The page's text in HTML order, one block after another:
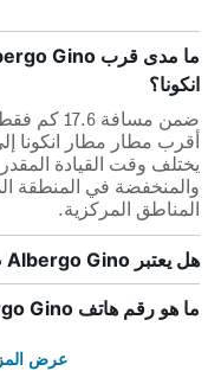
انكونا؟
ضمن
يختلف وقت القيادة
والمنخفضة في المنطقة
المناطق المركزية.
هل يعتبر Albergo Gino صديقاً للحيوانات الأليفة؟
ما هو رقم هاتف Albergo Gino؟
عرض